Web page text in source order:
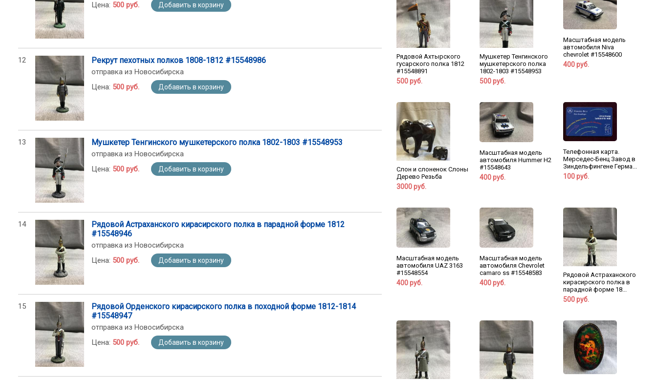
Цена: 500 руб. Добавить в корзину
12 Рекрут пехотных полков 1808-1812 #15548986
отправка из Новосибирска
Цена: 500 руб. Добавить в корзину
13 Мушкетер Тенгинского мушкетерского полка 1802-1803 #15548953
отправка из Новосибирска
Цена: 500 руб. Добавить в корзину
14
Рядовой Астраханского кирасирского полка в парадной форме 1812
#15548946
отправка из Новосибирска
Цена: 500 руб. Добавить в корзину
15
Рядовой Орденского кирасирского полка в походной форме 1812-1814
#15548947
отправка из Новосибирска
Цена: 500 руб. Добавить в корзину
Рядовой Ахтырского
гусарского полка 1812
#15548891
500 руб.
Мушкетер Тенгинского
мушкетерского полка
1802-1803 #15548953
500 руб.
Масштабная модель
автомобиля Niva
chevrolet #15548600
400 руб.
Слон и слоненок Слоны
Дерево Резьба
3000 руб.
Масштабная модель
автомобиля Hummer H2
#15548643
400 руб.
Телефонная карта.
Мерседес-Бенц Завод в
Зиндельфингене Герма...
100 руб.
Масштабная модель
автомобиля UAZ 3163
#15548554
400 руб.
Масштабная модель
автомобиля Chevrolet
camaro ss #15548583
400 руб.
Рядовой Астраханского
кирасирского полка в
парадной форме 18...
500 руб.